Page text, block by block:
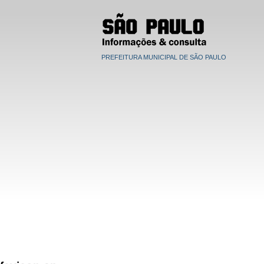
PREFEITURA MUNICIPAL DE SÃO PAULO